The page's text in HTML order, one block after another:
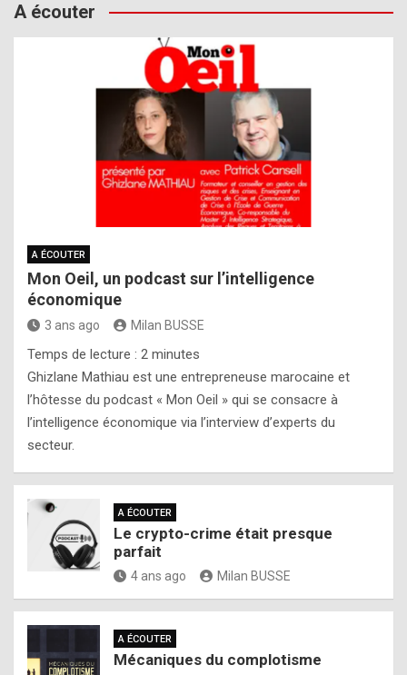
A écouter
A ÉCOUTER
Mon Oeil, un podcast sur l’intelligence
économique
3 ans ago Milan BUSSE
Temps de lecture : 2 minutes
Ghizlane Mathiau est une entrepreneuse marocaine et
l’hôtesse du podcast « Mon Oeil » qui se consacre à
l’intelligence économique via l’interview d’experts du
secteur.
A ÉCOUTER
Le crypto-crime était presque
parfait
4 ans ago Milan BUSSE
A ÉCOUTER
Mécaniques du complotisme